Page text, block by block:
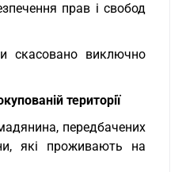
прав і свобод
скасовано виключно
території
передбачених
які проживають на